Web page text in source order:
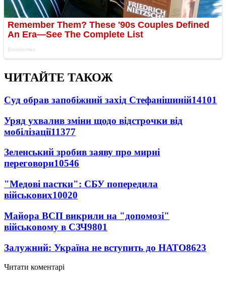
ЧИТАЙТЕ ТАКОЖ
Суд обрав запобіжний захід Стефанішиній14101
Уряд ухвалив зміни щодо відстрочки від
мобілізації11377
Зеленський зробив заяву про мирні
переговори10546
"Медові пастки": СБУ попередила
військових10020
Майора ВСП викрили на "допомозі"
військовому в СЗЧ9801
Залужний: Україна не вступить до НАТО8623
Читати коментарі